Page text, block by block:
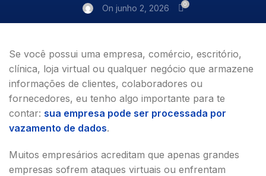
On junho 2, 2026 0
Se você possui uma empresa, comércio, escritório,
clínica, loja virtual ou qualquer negócio que armazene
informações de clientes, colaboradores ou
fornecedores, eu tenho algo importante para te
contar: sua empresa pode ser processada por
vazamento de dados.
Muitos empresários acreditam que apenas grandes
empresas sofrem ataques virtuais ou enfrentam